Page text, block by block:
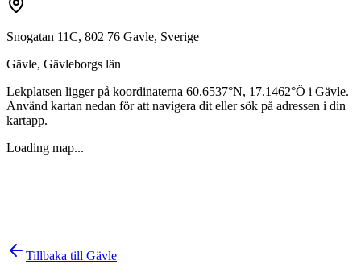
Snogatan 11C, 802 76 Gavle, Sverige
Gävle, Gävleborgs län
Lekplatsen ligger på koordinaterna 60.6537°N, 17.1462°Ö i Gävle.
Använd kartan nedan för att navigera dit eller sök på adressen i din
kartapp.
Loading map...
Tillbaka till Gävle